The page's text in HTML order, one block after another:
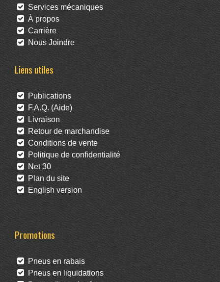
Services mécaniques
À propos
Carrière
Nous Joindre
Liens utiles
Publications
F.A.Q. (Aide)
Livraison
Retour de marchandise
Conditions de vente
Politique de confidentialité
Net 30
Plan du site
English version
Promotions
Pneus en rabais
Pneus en liquidations